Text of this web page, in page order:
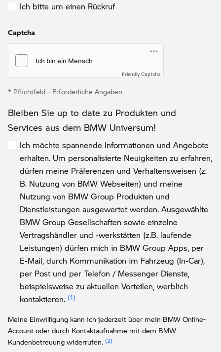
Ich bitte um einen Rückruf
Captcha
Friendly Captcha
* Pflichtfeld – Erforderliche Angaben
Bleiben Sie up to date zu Produkten und
Services aus dem BMW Universum!
Ich möchte spannende Informationen und Angebote
erhalten. Um personalisierte Neuigkeiten zu erfahren,
dürfen meine Präferenzen und Verhaltensweisen (z.
B. Nutzung von BMW Webseiten) und meine
Nutzung von BMW Group Produkten und
Dienstleistungen ausgewertet werden. Ausgewählte
BMW Group Gesellschaften sowie einzelne
Vertragshändler und -werkstätten (z.B. laufende
Leistungen) dürfen mich in BMW Group Apps, per
E-Mail, durch Kommunikation im Fahrzeug (In-Car),
per Post und per Telefon / Messenger Dienste,
beispielsweise zu aktuellen Vorteilen, werblich
kontaktieren. Link zur Fußnote: Einwilligung zur
Meine Einwilligung kann ich jederzeit über mein BMW Online-
Account oder durch Kontaktaufnahme mit dem BMW
Kundenbetreuung widerrufen. Link zur Fußnote: Widerruf der